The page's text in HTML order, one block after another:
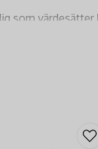
som värdesätter
klimatet och